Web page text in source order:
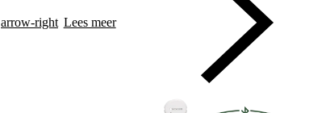
arrow-right Lees meer